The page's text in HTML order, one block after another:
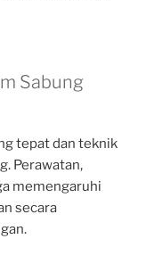
Sabung
tepat dan teknik
Perawatan,
memengaruhi
secara